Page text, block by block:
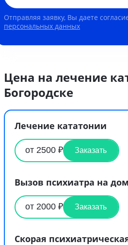
Отправляя заявку, Вы даете
персональных данных
Цена на лечение
Богородске
Лечение кататонии
от 2500 ₽ Заказать
Вызов психиатра на дом
от 2000 ₽ Заказать
Скорая